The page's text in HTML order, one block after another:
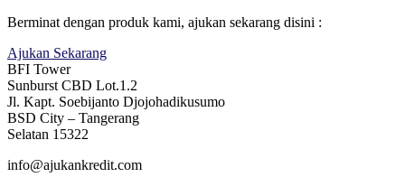
Berminat dengan produk kami, ajukan sekarang disini :
Ajukan Sekarang
BFI Tower
Sunburst CBD Lot.1.2
Jl. Kapt. Soebijanto Djojohadikusumo
BSD City – Tangerang
Selatan 15322
info@ajukankredit.com